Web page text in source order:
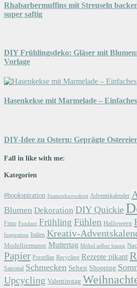
Rhabarbermuffins mit Streuseln
super saftig
DIY Frühlingsdeko: Gläser mit
Vorlage
Hasenkekse mit Marmelade –
DIY-Idee zu Ostern: Geprägte
Fall in like with me:
Kategorien
#bookspiration #natureknowsbest Adventskalender
Blumen Dekoration DIY Quickie
Fimo Fondant Frühling Fühlen Halloween
Inspiration Italien Kreativ-
Modelliermasse Muttertag Möbel selber bauen
Papier Porzellan Recycling Rezepte pikant
Saisonal Schmecken Sehen Shopping
Upcycling Valentinstag